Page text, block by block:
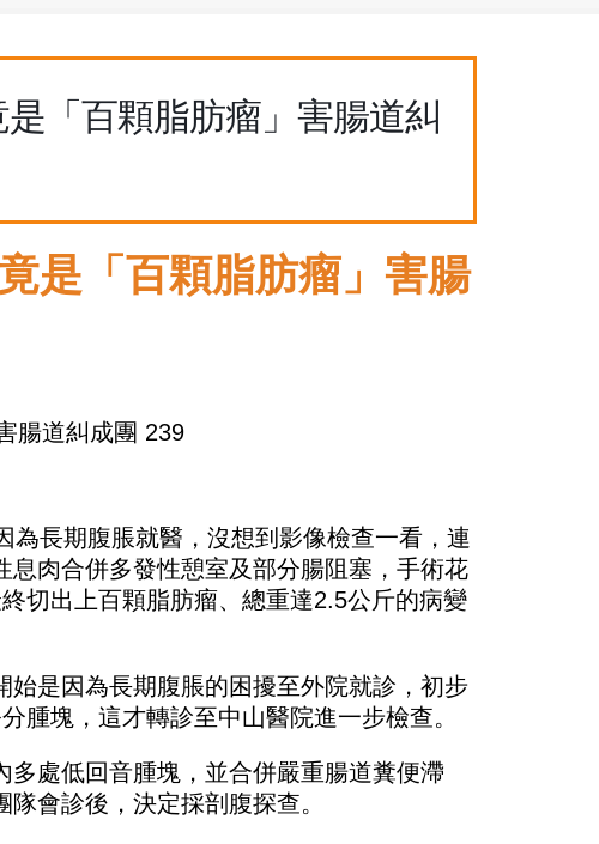
「百顆脂肪瘤」害腸道糾
是「百顆脂肪瘤」害腸
為長期腹脹就醫，沒想到影像檢查一看，連
肉合併多發性憩室及部分腸阻塞，手術花
切出上百顆脂肪瘤、總重達2.5公斤的病變
是因為長期腹脹的困擾至外院就診，初步
腫塊，這才轉診至中山醫院進一步檢查。
處低回音腫塊，並合併嚴重腸道糞便滯
會診後，決定採剖腹探查。